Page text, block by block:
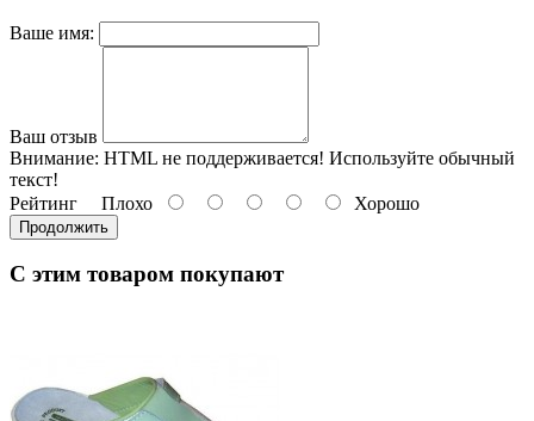
Ваше имя:
Ваш отзыв
Внимание: HTML не поддерживается! Используйте обычный
текст!
Рейтинг Плохо Хорошо
Продолжить
С этим товаром покупают